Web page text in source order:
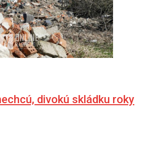
divokú skládku roky